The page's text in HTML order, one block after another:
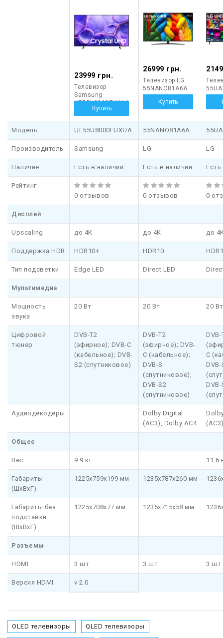
23999 грн.
Телевизор
Samsung
UE55U8000FUXUA
26999 грн.
Телевизор LG
55NANO81A6A
Модель UE55U8000FUXUA 55NANO81A6A
Производитель Samsung LG LG
Наличие Есть в наличии Есть в наличии Есть
Рейтинг
0 отзывов
0 отзывов 0
Дисплей
Upscaling до 4K до 4K до
Поддержка HDR HDR10+ HDR10
Тип подсветки Edge LED Direct LED
Мультимедиа
Мощность
звука
20 Вт 20 Вт 20 Вт
Цифровой
тюнер
DVB-T2
(эфирное); DVB-C
(кабельное); DVB-
S2 (спутниковое)
DVB-T2
(эфирное); DVB-
C (кабельное);
DVB-S
(спутниковое);
DVB-S2
(спутниковое)
DVB-
C
DVB-
DVB-
Аудиодекодеры
Dolby Digital
(AC3), Dolby AC4
Общее
Вес 9.9 кг 11.6
Габариты
(ШхВхГ)
1225x759x199 мм 1235x787x260 мм
Габариты без
подставки
(ШхВхГ)
1225x708x77 мм 1235x715x58 мм
Разъемы
HDMI 3 шт 3 шт 3 шт
Версия HDMI v 2.0
OLED телевизоры QLED телевизоры